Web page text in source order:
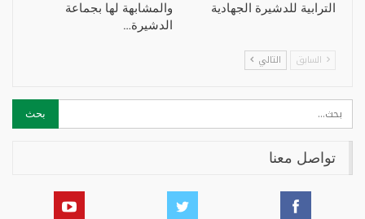
الترابية للدشيرة الجهادية
والمشابهة لها بجماعة
الدشيرة…
السابق التالي
تواصل معنا